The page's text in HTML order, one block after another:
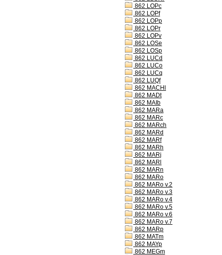
862 LOPc
862 LOPf
862 LOPp
862 LOPr
862 LOPv
862 LOSe
862 LOSp
862 LUCd
862 LUCo
862 LUCq
862 LUQf
862 MACHl
862 MADt
862 MAIb
862 MARa
862 MARc
862 MARch
862 MARd
862 MARf
862 MARh
862 MARj
862 MARl
862 MARn
862 MARo
862 MARo v.2
862 MARo v.3
862 MARo v.4
862 MARo v.5
862 MARo v.6
862 MARo v.7
862 MARp
862 MATm
862 MAYp
862 MEGm